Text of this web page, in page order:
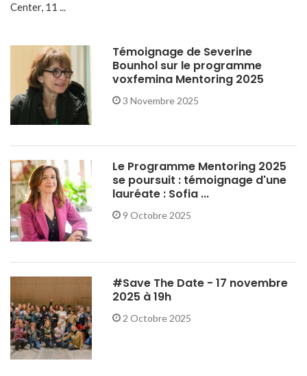
Center, 11 ...
Témoignage de Severine
Bounhol sur le programme
voxfemina Mentoring 2025
3 Novembre 2025
Le Programme Mentoring 2025
se poursuit : témoignage d'une
lauréate : Sofia ...
9 Octobre 2025
#Save The Date - 17 novembre
2025 à 19h
2 Octobre 2025